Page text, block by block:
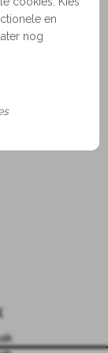
voor advies
en
nog